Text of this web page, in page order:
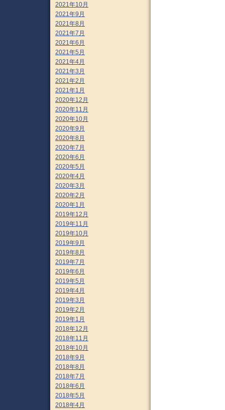
2021年10月
2021年9月
2021年8月
2021年7月
2021年6月
2021年5月
2021年4月
2021年3月
2021年2月
2021年1月
2020年12月
2020年11月
2020年10月
2020年9月
2020年8月
2020年7月
2020年6月
2020年5月
2020年4月
2020年3月
2020年2月
2020年1月
2019年12月
2019年11月
2019年10月
2019年9月
2019年8月
2019年7月
2019年6月
2019年5月
2019年4月
2019年3月
2019年2月
2019年1月
2018年12月
2018年11月
2018年10月
2018年9月
2018年8月
2018年7月
2018年6月
2018年5月
2018年4月